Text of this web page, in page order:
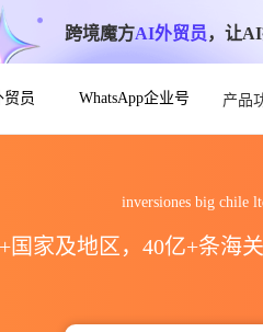
跨境魔方AI外贸员，让AI
员 WhatsApp企业号 产品
inversiones big chile
国家及地区，40亿+条海